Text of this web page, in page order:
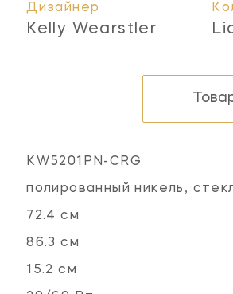
Дизайнер
Kelly Wearstler
KW5201PN-CRG
полированный никель,
72.4 см
86.3 см
15.2 см